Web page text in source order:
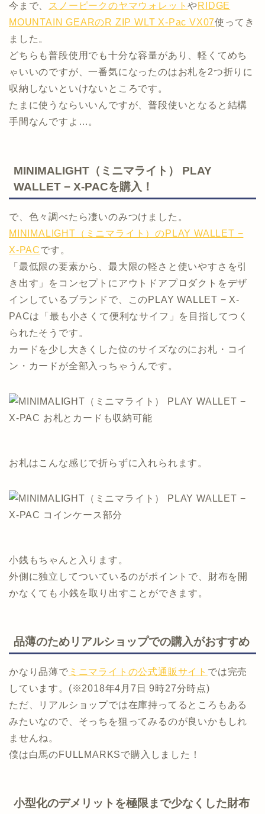
今まで、 スノーピークのヤマウォレットやRIDGE
MOUNTAIN GEARのR ZIP WLT X-Pac VX07使ってき
ました。
どちらも普段使用でも十分な容量があり、軽くてめち
ゃいいのですが、一番気になったのはお札を2つ折りに
収納しないといけないところです。
たまに使うならいいんですが、普段使いとなると結構
手間なんですよ…。
MINIMALIGHT（ミニマライト） PLAY
WALLET − X-PACを購入！
で、色々調べたら凄いのみつけました。
MINIMALIGHT（ミニマライト）のPLAY WALLET −
X-PACです。
「最低限の要素から、最大限の軽さと使いやすさを引
き出す」をコンセプトにアウトドアプロダクトをデザ
インしているブランドで、このPLAY WALLET − X-
PACは「最も小さくて便利なサイフ」を目指してつく
られたそうです。
カードを少し大きくした位のサイズなのにお札・コイ
ン・カードが全部入っちゃうんです。
お札はこんな感じで折らずに入れられます。
小銭もちゃんと入ります。
外側に独立してついているのがポイントで、財布を開
かなくても小銭を取り出すことができます。
品薄のためリアルショップでの購入がおすすめ
かなり品薄で ミニマライトの公式通販サイト では完売
しています。(※2018年4月7日 9時27分時点)
ただ、リアルショップでは在庫持ってるところもある
みたいなので、そっちを狙ってみるのが良いかもしれ
ませんね。
僕は白馬のFULLMARKSで購入しました！
小型化のデメリットを極限まで少なくした財布